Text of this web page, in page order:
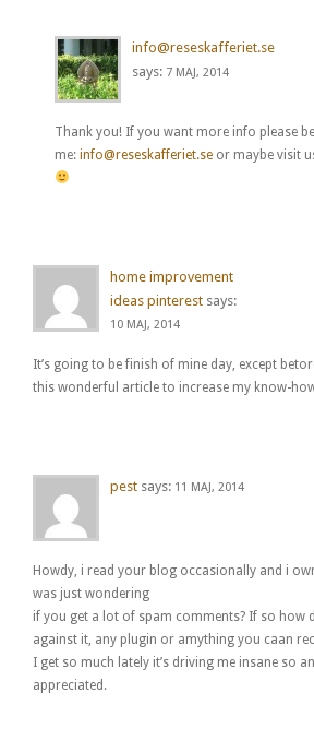
info@reseskafferiet.se
says: 7 MAJ, 2014
Thank you! If you want more info please
me: info@reseskafferiet.se or maybe visit
home improvement
ideas pinterest says:
10 MAJ, 2014
It’s going to be finish of mine day, except
this wonderful article to increase my know-
pest says: 11 MAJ, 2014
Howdy, i read your blog occasionally and i
was just wondering
if you get a lot of spam comments? If so how
against it, any plugin or amything you caan
I get so much lately it’s driving me insane so
appreciated.